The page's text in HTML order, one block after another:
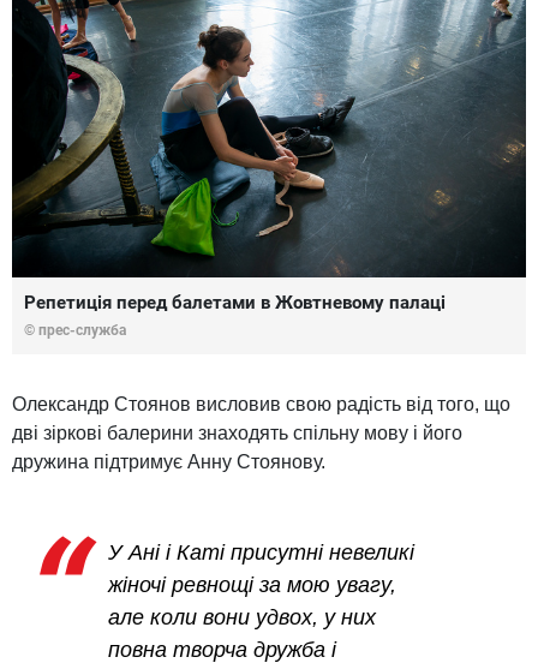
Репетиція перед балетами в Жовтневому палаці
© прес-служба
Олександр Стоянов висловив свою радість від того, що
дві зіркові балерини знаходять спільну мову і його
дружина підтримує Анну Стоянову.
У Ані і Каті присутні невеликі
жіночі ревнощі за мою увагу,
але коли вони удвох, у них
повна творча дружба і